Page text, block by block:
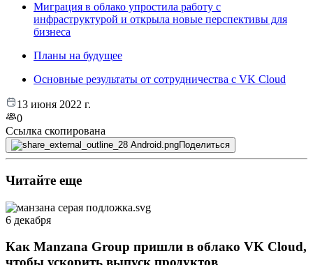
Миграция в облако упростила работу с
инфраструктурой и открыла новые перспективы для
бизнеса
Планы на будущее
Основные результаты от сотрудничества с VK Cloud
13 июня 2022 г.
0
Ссылка скопирована
Поделиться
Читайте еще
6 декабря
Как Manzana Group пришли в облако VK Cloud,